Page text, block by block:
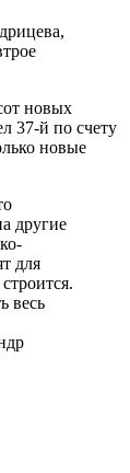
новых
37-й по счету
новые
другие
для
весь